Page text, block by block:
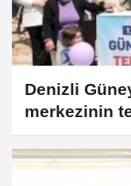
Denizli
merkezinin